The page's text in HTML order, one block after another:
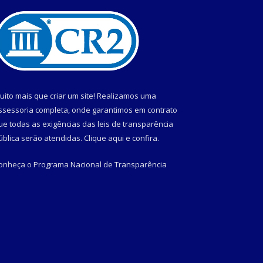
mais que criar um site! Realizamos uma
completa, onde garantimos em contrato
todas as exigências das leis de transparência
serão atendidas. Clique aqui e confira.
o Programa Nacional de Transparência